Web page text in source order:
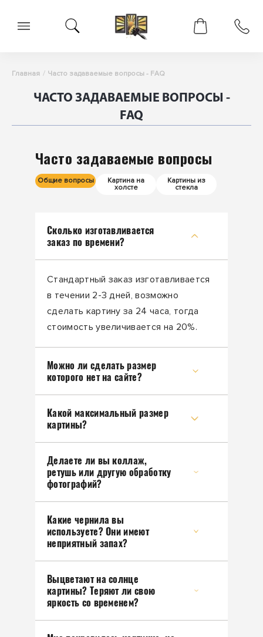
Главная Часто задаваемые вопросы - FAQ
ЧАСТО ЗАДАВАЕМЫЕ ВОПРОСЫ -
FAQ
Часто задаваемые вопросы
Общие вопросы
Картина на
холсте
Картины из
стекла
Сколько изготавливается
заказ по времени?
Стандартный заказ изготавливается
в течении 2-3 дней, возможно
сделать картину за 24 часа, тогда
стоимость увеличивается на 20%.
Можно ли сделать размер
которого нет на сайте?
Какой максимальный размер
картины?
Делаете ли вы коллаж,
ретушь или другую обработку
фотографий?
Какие чернила вы
используете? Они имеют
неприятный запах?
Выцветают на солнце
картины? Теряют ли свою
яркость со временем?